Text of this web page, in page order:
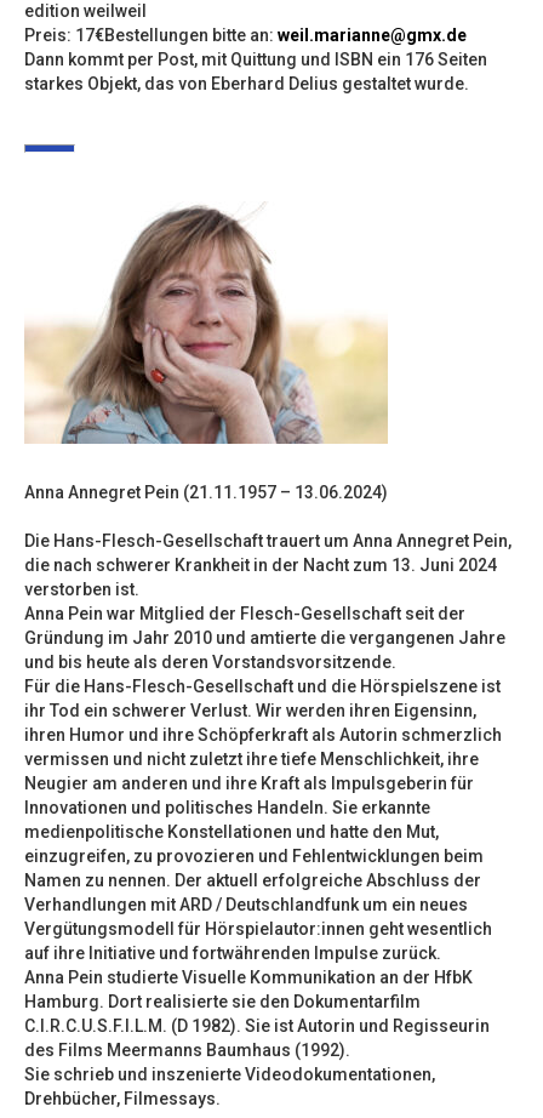
edition weilweil
Preis: 17€Bestellungen bitte an: weil.marianne@gmx.de
Dann kommt per Post, mit Quittung und ISBN ein 176 Seiten
starkes Objekt, das von Eberhard Delius gestaltet wurde.
Anna Annegret Pein (21.11.1957 – 13.06.2024)
Die Hans-Flesch-Gesellschaft trauert um Anna Annegret Pein,
die nach schwerer Krankheit in der Nacht zum 13. Juni 2024
verstorben ist.
Anna Pein war Mitglied der Flesch-Gesellschaft seit der
Gründung im Jahr 2010 und amtierte die vergangenen Jahre
und bis heute als deren Vorstandsvorsitzende.
Für die Hans-Flesch-Gesellschaft und die Hörspielszene ist
ihr Tod ein schwerer Verlust. Wir werden ihren Eigensinn,
ihren Humor und ihre Schöpferkraft als Autorin schmerzlich
vermissen und nicht zuletzt ihre tiefe Menschlichkeit, ihre
Neugier am anderen und ihre Kraft als Impulsgeberin für
Innovationen und politisches Handeln. Sie erkannte
medienpolitische Konstellationen und hatte den Mut,
einzugreifen, zu provozieren und Fehlentwicklungen beim
Namen zu nennen. Der aktuell erfolgreiche Abschluss der
Verhandlungen mit ARD / Deutschlandfunk um ein neues
Vergütungsmodell für Hörspielautor:innen geht wesentlich
auf ihre Initiative und fortwährenden Impulse zurück.
Anna Pein studierte Visuelle Kommunikation an der HfbK
Hamburg. Dort realisierte sie den Dokumentarfilm
C.I.R.C.U.S.F.I.L.M. (D 1982). Sie ist Autorin und Regisseurin
des Films Meermanns Baumhaus (1992).
Sie schrieb und inszenierte Videodokumentationen,
Drehbücher, Filmessays.